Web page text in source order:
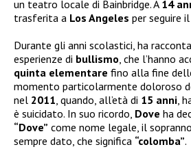
un teatro locale di Bainbridge. A 14
trasferita a Los Angeles per seguire
Durante gli anni scolastici, ha
esperienze di bullismo, che l’hanno
quinta elementare fino alla fine
momento particolarmente doloroso
nel 2011, quando, all’età di 15 anni,
è suicidato. In suo ricordo, Dove ha
“Dove” come nome legale, il
sempre dato, che significa “colomba”.